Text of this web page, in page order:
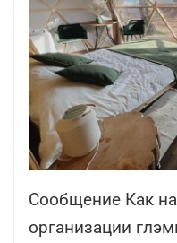
Сообщение Как
организации